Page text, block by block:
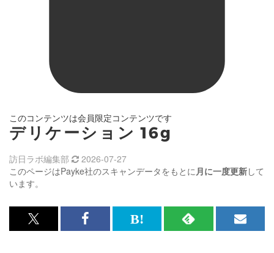
このコンテンツは会員限定コンテンツです
デリケーション 16g
このページはPayke社のスキャンデータをもとに月に一度更新して
います。
訪日ラボ編集部 2026-07-27
x<br>
Facebook<br>
は
RSS
メ